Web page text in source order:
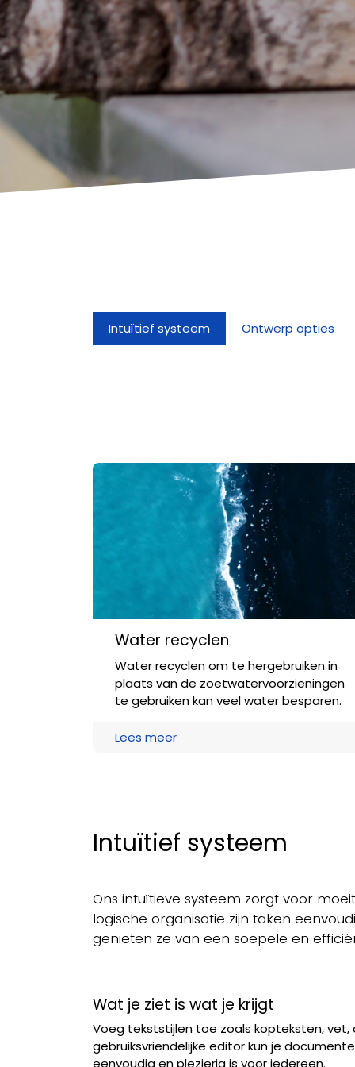
Intuïtief systeem Ontwerp opties
Water recyclen
Water recyclen om te hergebruiken in
plaats van de zoetwatervoorzieningen
te gebruiken kan veel water besparen.
Lees meer
Intuïtief systeem
Ons intuïtieve systeem zorgt voor
logische organisatie zijn taken
genieten ze van een soepele en
Wat je ziet is wat je krijgt
Voeg tekststijlen toe zoals kopteksten, vet,
gebruiksvriendelijke editor kun je
eenvoudig en plezierig is voor iedereen.